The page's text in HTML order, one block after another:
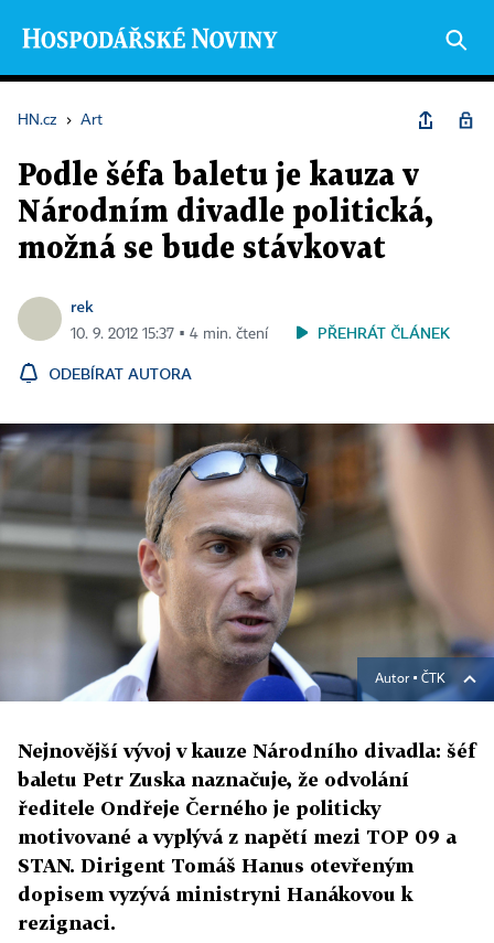
HN.cz › Art
Podle šéfa baletu je kauza v
Národním divadle politická,
možná se bude stávkovat
rek
10. 9. 2012 15:37 ▪ 4 min. čtení PŘEHRÁT ČLÁNEK
ODEBÍRAT AUTORA
Autor ▪ ČTK
Nejnovější vývoj v kauze Národního divadla: šéf
baletu Petr Zuska naznačuje, že odvolání
ředitele Ondřeje Černého je politicky
motivované a vyplývá z napětí mezi TOP 09 a
STAN. Dirigent Tomáš Hanus otevřeným
dopisem vyzývá ministryni Hanákovou k
rezignaci.